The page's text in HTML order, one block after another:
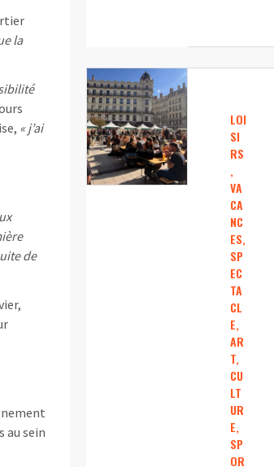
la
« j’ai
de
au sein
LOI
SI
RS
,
VA
CA
NC
ES,
SP
EC
TA
CL
E,
AR
T,
CU
LT
UR
E,
SP
OR